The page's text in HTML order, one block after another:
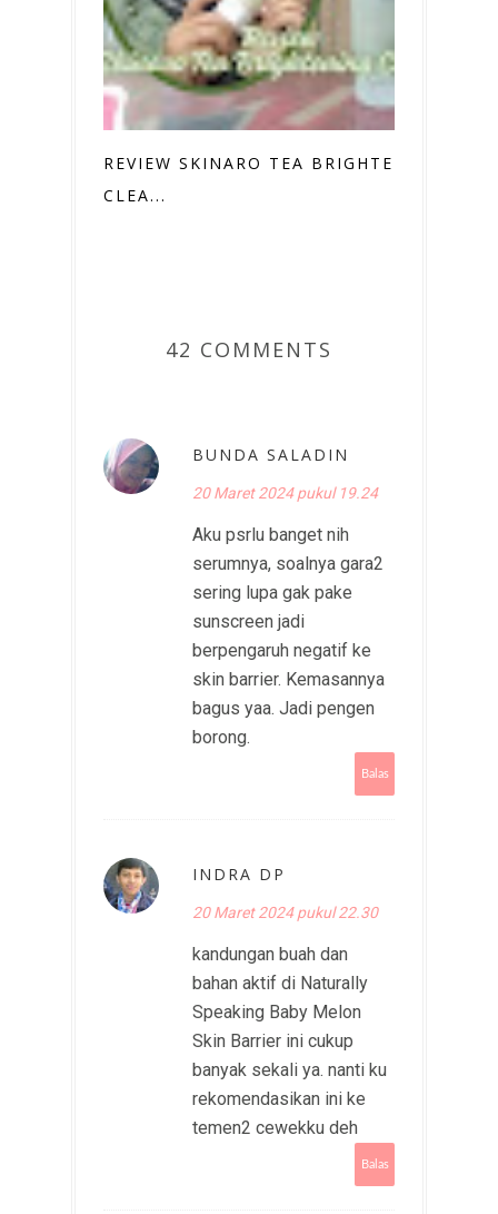
REVIEW SKINARO TEA BRIGHTENING
CLEA...
42 COMMENTS
BUNDA SALADIN
20 Maret 2024 pukul 19.24
Aku psrlu banget nih
serumnya, soalnya gara2
sering lupa gak pake
sunscreen jadi
berpengaruh negatif ke
skin barrier. Kemasannya
bagus yaa. Jadi pengen
borong.
Balas
INDRA DP
20 Maret 2024 pukul 22.30
kandungan buah dan
bahan aktif di Naturally
Speaking Baby Melon
Skin Barrier ini cukup
banyak sekali ya. nanti ku
rekomendasikan ini ke
temen2 cewekku deh
Balas